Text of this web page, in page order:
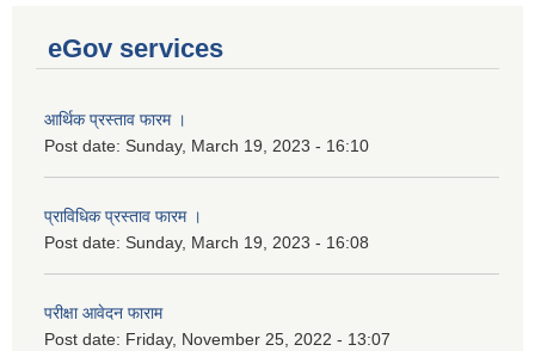
eGov services
आर्थिक प्रस्ताव फारम ।
Post date: Sunday, March 19, 2023 - 16:10
प्राविधिक प्रस्ताव फारम ।
Post date: Sunday, March 19, 2023 - 16:08
परीक्षा आवेदन फाराम
Post date: Friday, November 25, 2022 - 13:07